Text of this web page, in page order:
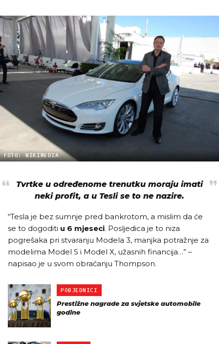
FOTO: WIKIMEDIA
Tvrtke u određenome trenutku moraju imati
neki profit, a u Tesli se to ne nazire.
“Tesla je bez sumnje pred bankrotom, a mislim da će
se to dogoditi u 6 mjeseci. Posljedica je to niza
pogrešaka pri stvaranju Modela 3, manjka potražnje za
modelima Model S i Model X, užasnih financija…” –
napisao je u svom obraćanju Thompson.
POBJEDNICI
Prestižne nagrade za svjetske automobile
godine